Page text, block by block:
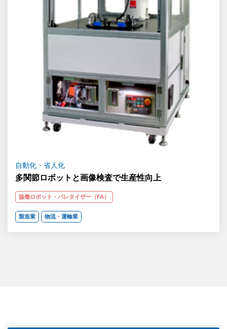
自動化・省人化
多関節ロボットと画像検査で生産性向上
協働ロボット・パレタイザー（FA）
製造業 物流・運輸業